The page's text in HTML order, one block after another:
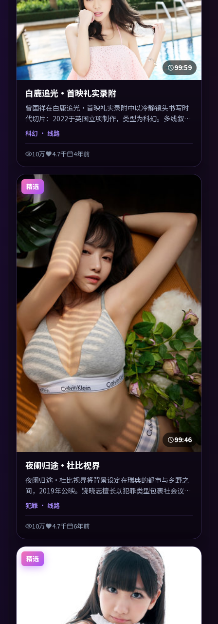
99:59
白鹿追光·首映礼实录附
曾国祥在白鹿追光·首映礼实录附中以冷静镜头书写时
代切片：2022于英国立项制作，类型为科幻。多线叙事
交汇于终局，真相与救赎并行，适合喜欢细读表演的影
像。
科幻 · 线路
10万 4.7千 4年前
精选
99:46
夜阑归途·杜比视界
夜阑归途·杜比视界将背景设定在瑞典的都市与乡野之
间，2019年公映。饶晓志擅长以犯罪类型包裹社会议
题，节奏张弛有度，留白处耐人寻味。剪辑利落，悬念
犯罪 · 线路
10万 4.7千 6年前
精选